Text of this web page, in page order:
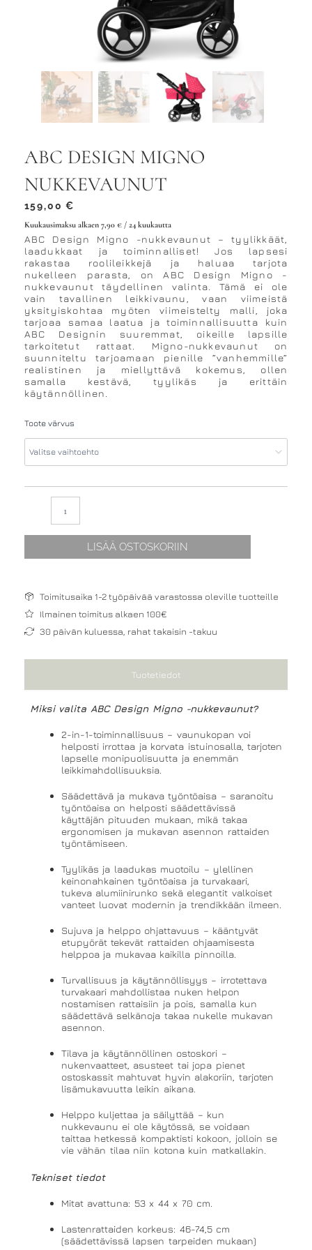
ABC DESIGN MIGNO
NUKKEVAUNUT
159,00€
Kuukausimaksu alkaen 7,90 €/ 24 kuukautta
ABC Design Migno -nukkevaunut – tyylikkäät,
laadukkaat ja toiminnalliset! Jos lapsesi
rakastaa roolileikkejä ja haluaa tarjota
nukelleen parasta, on ABC Design Migno -
nukkevaunut täydellinen valinta. Tämä ei ole
vain tavallinen leikkivaunu, vaan viimeistä
yksityiskohtaa myöten viimeistelty malli, joka
tarjoaa samaa laatua ja toiminnallisuutta kuin
ABC Designin suuremmat, oikeille lapsille
tarkoitetut rattaat. Migno-nukkevaunut on
suunniteltu tarjoamaan pienille ”vanhemmille”
realistinen ja miellyttävä kokemus, ollen
samalla kestävä, tyylikäs ja erittäin
käytännöllinen.
Toote värvus
ABC
Migno
LISÄÄ OSTOSKORIIN
Toimitusaika 1-2 työpäivää varastossa oleville tuotteille
Ilmainen toimitus alkaen 100€
30 päivän kuluessa, rahat takaisin -takuu
Tuotetiedot
Miksi valita ABC Design Migno -nukkevaunut?
2-in-1-toiminnallisuus – vaunukopan voi
helposti irrottaa ja korvata istuinosalla, tarjoten
lapselle monipuolisuutta ja enemmän
leikkimahdollisuuksia.
Säädettävä ja mukava työntöaisa – saranoitu
työntöaisa on helposti säädettävissä
käyttäjän pituuden mukaan, mikä takaa
ergonomisen ja mukavan asennon rattaiden
työntämiseen.
Tyylikäs ja laadukas muotoilu – ylellinen
keinonahkainen työntöaisa ja turvakaari,
tukeva alumiinirunko sekä elegantit valkoiset
vanteet luovat modernin ja trendikkään ilmeen.
Sujuva ja helppo ohjattavuus – kääntyvät
etupyörät tekevät rattaiden ohjaamisesta
helppoa ja mukavaa kaikilla pinnoilla.
Turvallisuus ja käytännöllisyys – irrotettava
turvakaari mahdollistaa nuken helpon
nostamisen rattaisiin ja pois, samalla kun
säädettävä selkänoja takaa nukelle mukavan
asennon.
Tilava ja käytännöllinen ostoskori –
nukenvaatteet, asusteet tai jopa pienet
ostoskassit mahtuvat hyvin alakoriin, tarjoten
lisämukavuutta leikin aikana.
Helppo kuljettaa ja säilyttää – kun
nukkevaunu ei ole käytössä, se voidaan
taittaa hetkessä kompaktisti kokoon, jolloin se
vie vähän tilaa niin kotona kuin matkallakin.
Tekniset tiedot
Mitat avattuna: 53 x 44 x 70 cm.
Lastenrattaiden korkeus: 46-74,5 cm
(säädettävissä lapsen tarpeiden mukaan)